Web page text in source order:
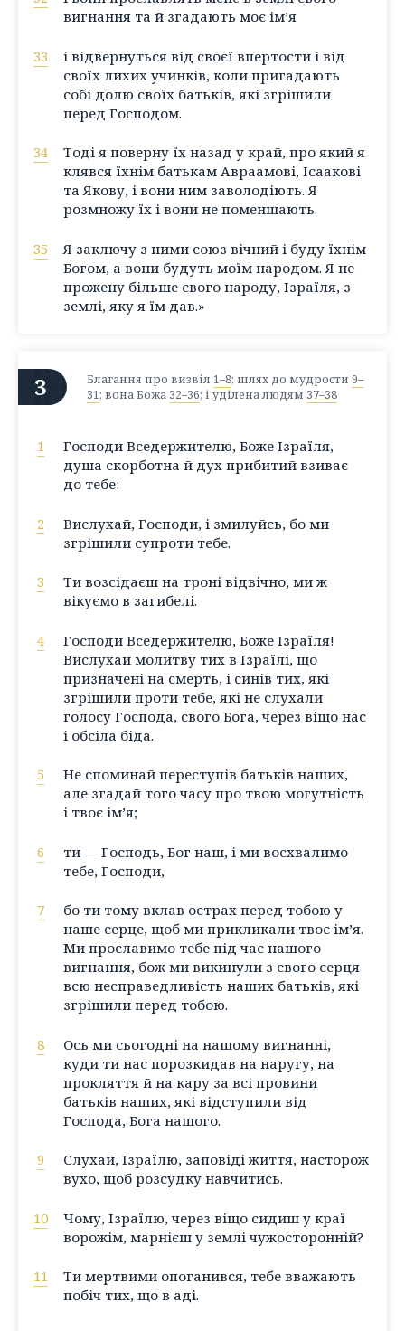
вигнання та й згадають моє ім’я
33
і відвернуться від своєї впертости і від
своїх лихих учинків, коли пригадають
собі долю своїх батьків, які згрішили
перед Господом.
34
Тоді я поверну їх назад у край, про який я
клявся їхнім батькам Авраамові, Ісаакові
та Якову, і вони ним заволодіють. Я
розмножу їх і вони не поменшають.
35
Я заключу з ними союз вічний і буду їхнім
Богом, а вони будуть моїм народом. Я не
прожену більше свого народу, Ізраїля, з
землі, яку я їм дав.»
3 Благання про визвіл 1–8; шлях до мудрости 9–
31; вона Божа 32–36; і уділена людям 37–38
1
Господи Вседержителю, Боже Ізраїля,
душа скорботна й дух прибитий взиває
до тебе:
2
Вислухай, Господи, і змилуйсь, бо ми
згрішили супроти тебе.
3
Ти возсідаєш на троні відвічно, ми ж
вікуємо в загибелі.
4
Господи Вседержителю, Боже Ізраїля!
Вислухай молитву тих в Ізраїлі, що
призначені на смерть, і синів тих, які
згрішили проти тебе, які не слухали
голосу Господа, свого Бога, через віщо нас
і обсіла біда.
5
Не споминай переступів батьків наших,
але згадай того часу про твою могутність
і твоє ім’я;
6
ти — Господь, Бог наш, і ми восхвалимо
тебе, Господи,
7
бо ти тому вклав острах перед тобою у
наше серце, щоб ми прикликали твоє ім’я.
Ми прославимо тебе під час нашого
вигнання, бож ми викинули з свого серця
всю несправедливість наших батьків, які
згрішили перед тобою.
8
Ось ми сьогодні на нашому вигнанні,
куди ти нас порозкидав на наругу, на
прокляття й на кару за всі провини
батьків наших, які відступили від
Господа, Бога нашого.
9
Слухай, Ізраїлю, заповіді життя, насторож
вухо, щоб розсудку навчитись.
10
Чому, Ізраїлю, через віщо сидиш у краї
ворожім, марнієш у землі чужосторонній?
11
Ти мертвими опоганився, тебе вважають
побіч тих, що в аді.